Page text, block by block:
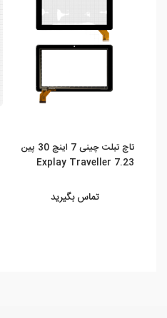
تاچ تبلت چینی 7 اینچ 30 پین
Explay Traveller 7.23
تماس بگیرید